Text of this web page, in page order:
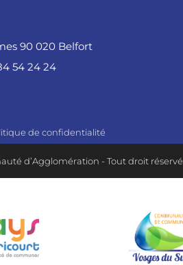
90 020 Belfort
54 24 24
de confidentialité
d’Agglomération - Tout droit réservé